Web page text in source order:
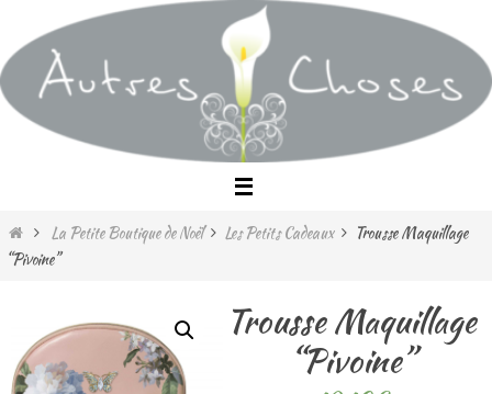
vers
le
contenu
HomeLa Petite Boutique de Noël Les Petits Cadeaux
Trousse Maquillage
“Pivoine”
Trousse Maquillage
“Pivoine”